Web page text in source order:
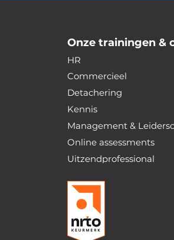
Onze trainingen &
HR
Commercieel
Detachering
Kennis
Management &
Online assessments
Uitzendprofessional